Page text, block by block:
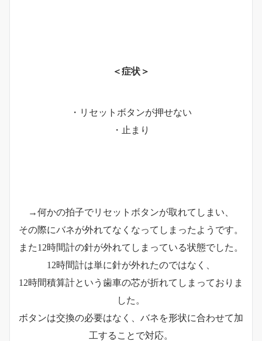
＜症状＞
・リセットボタンが押せない
・止まり
→何かの拍子でリセットボタンが取れてしまい、
その際にバネが外れてなくなってしまったようです。
また12時間計の針が外れてしまっている状態でした。
12時間計は単に針が外れたのではなく、
12時間積算計という歯車の芯が折れてしまっておりま
した。
ボタンは交換の必要はなく、バネを形状に合わせて加
工することで対応。